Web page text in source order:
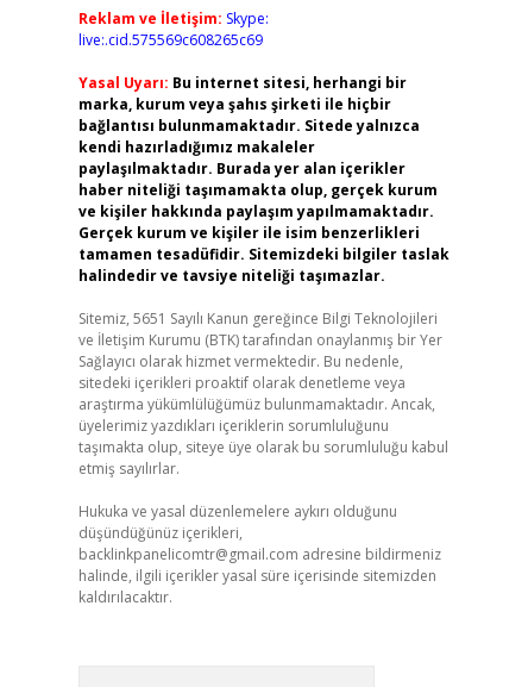
Reklam ve İletişim: Skype:
live:.cid.575569c608265c69
Yasal Uyarı: Bu internet sitesi, herhangi bir
marka, kurum veya şahıs şirketi ile hiçbir
bağlantısı bulunmamaktadır. Sitede yalnızca
kendi hazırladığımız makaleler
paylaşılmaktadır. Burada yer alan içerikler
haber niteliği taşımamakta olup, gerçek kurum
ve kişiler hakkında paylaşım yapılmamaktadır.
Gerçek kurum ve kişiler ile isim benzerlikleri
tamamen tesadüfidir. Sitemizdeki bilgiler taslak
halindedir ve tavsiye niteliği taşımazlar.
Sitemiz, 5651 Sayılı Kanun gereğince Bilgi Teknolojileri
ve İletişim Kurumu (BTK) tarafından onaylanmış bir Yer
Sağlayıcı olarak hizmet vermektedir. Bu nedenle,
sitedeki içerikleri proaktif olarak denetleme veya
araştırma yükümlülüğümüz bulunmamaktadır. Ancak,
üyelerimiz yazdıkları içeriklerin sorumluluğunu
taşımakta olup, siteye üye olarak bu sorumluluğu kabul
etmiş sayılırlar.
Hukuka ve yasal düzenlemelere aykırı olduğunu
düşündüğünüz içerikleri,
backlinkpanelicomtr@gmail.com adresine bildirmeniz
halinde, ilgili içerikler yasal süre içerisinde sitemizden
kaldırılacaktır.